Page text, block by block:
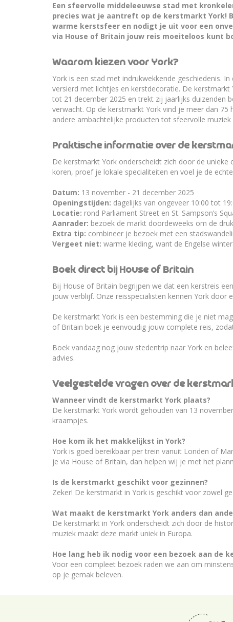
Een sfeervolle middeleeuwse stad met
precies wat je aantreft op de kerstmarkt York!
warme kerstsfeer en nodigt je uit voor een
via House of Britain jouw reis moeiteloos kunt
Waarom kiezen voor York?
York is een stad met indrukwekkende geschiedenis.
versierd met lichtjes en kerstdecoratie. De
tot 21 december 2025 en trekt zij jaarlijks duizenden
verwacht. Op de kerstmarkt York vind je meer dan 75
andere ambachtelijke producten tot sfeervolle muziek
Praktische informatie over de
De kerstmarkt York onderscheidt zich door de
koren, proef je lokale specialiteiten en voel je de
Datum: 13 november - 21 december 2025
Openingstijden: dagelijks van ongeveer 10:00 tot
Locatie: rond Parliament Street en St. Sampson’s
Aanrader: bezoek de markt doordeweeks om de
Extra tip: combineer je bezoek met een
Vergeet niet: warme kleding, want de Engelse
Boek direct bij House of Britain
Bij House of Britain begrijpen we dat een kerstreis
jouw verblijf. Onze reisspecialisten kennen York
De kerstmarkt York is een bestemming die je niet
of Britain boek je eenvoudig jouw complete reis,
Boek vandaag nog jouw stedentrip naar York en
advies.
Veelgestelde vragen over de
Wanneer vindt de kerstmarkt York plaats?
De kerstmarkt York wordt gehouden van 13
kraampjes.
Hoe kom ik het makkelijkst in York?
York is goed bereikbaar per trein vanuit Londen of
je via House of Britain, dan helpen wij je met het
Is de kerstmarkt geschikt voor gezinnen?
Zeker! De kerstmarkt in York is geschikt voor zowel
Wat maakt de kerstmarkt York anders dan
De kerstmarkt in York onderscheidt zich door de
muziek maakt deze markt uniek in Europa.
Hoe lang heb ik nodig voor een bezoek aan de
Voor een compleet bezoek raden we aan om
op je gemak beleven.